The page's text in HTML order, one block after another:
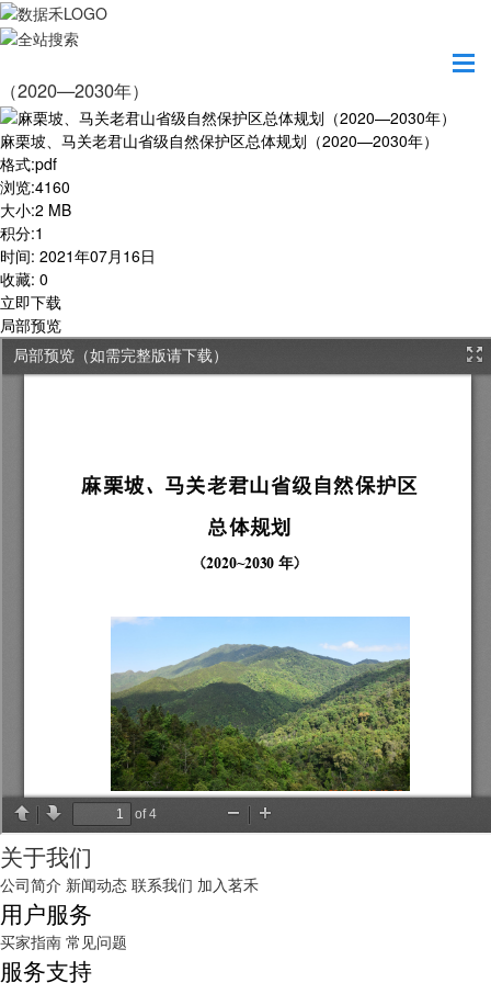
麻栗坡、马关老君山省级自然保护区总体规划
（2020—2030年）
麻栗坡、马关老君山省级自然保护区总体规划（2020—2030年）
格式:pdf
浏览:4160
大小:2 MB
积分:1
时间: 2021年07月16日
收藏: 0
立即下载
局部预览
关于我们
公司简介 新闻动态 联系我们 加入茗禾
用户服务
买家指南 常见问题
服务支持